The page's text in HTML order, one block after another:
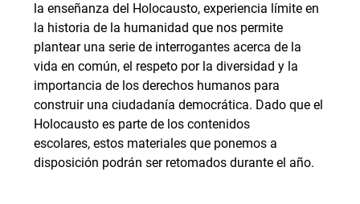
la enseñanza del Holocausto, experiencia límite en
la historia de la humanidad que nos permite
plantear una serie de interrogantes acerca de la
vida en común, el respeto por la diversidad y la
importancia de los derechos humanos para
construir una ciudadanía democrática. Dado que el
Holocausto es parte de los contenidos
escolares, estos materiales que ponemos a
disposición podrán ser retomados durante el año.